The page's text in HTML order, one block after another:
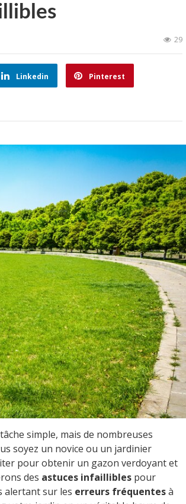
29
Linkedin Pinterest
simple, mais de nombreuses
soyez un novice ou un jardinier
pour obtenir un gazon verdoyant et
des astuces infaillibles pour
alertant sur les erreurs fréquentesà